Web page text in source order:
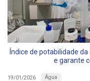
Índice de potabilidade
e garante
19/01/2026 Água